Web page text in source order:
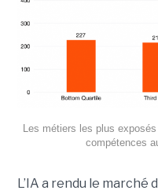
Les métiers les plus
compétences
L’IA a rendu le